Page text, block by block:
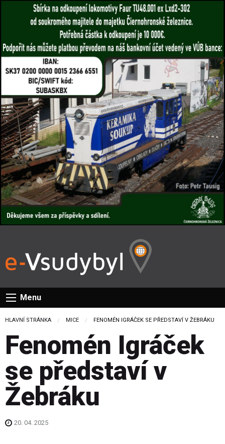
Menu
HLAVNÍ STRÁNKA MICE CURRENT:
FENOMÉN IGRÁČEK SE PŘEDSTAVÍ V ŽEBRÁKU
Fenomén Igráček
se představí v
Žebráku
20. 04. 2025